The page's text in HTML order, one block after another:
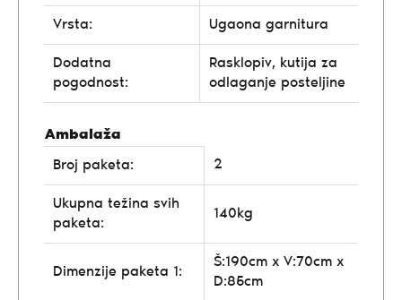
Vrsta: Ugaona garnitura
Dodatna
pogodnost:
Rasklopiv, kutija za
odlaganje posteljine
Ambalaža
Broj paketa:
2
Ukupna težina svih
paketa:
140kg
Dimenzije paketa 1:
Š:190cm x V:70cm x
D:85cm